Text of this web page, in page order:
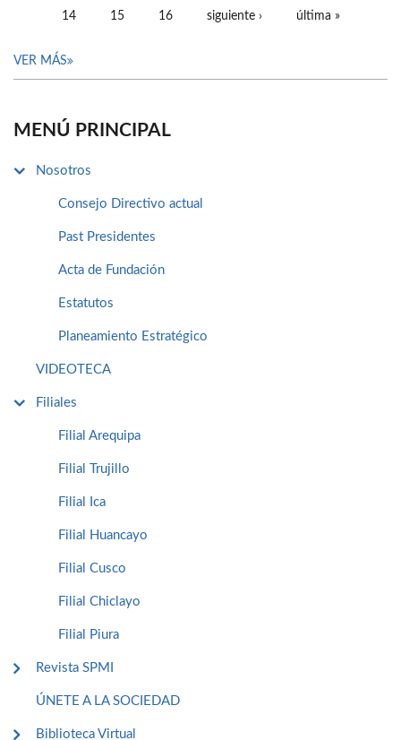
14 15 16 siguiente › última »
VER MÁS
MENÚ PRINCIPAL
Nosotros
Consejo Directivo actual
Past Presidentes
Acta de Fundación
Estatutos
Planeamiento Estratégico
VIDEOTECA
Filiales
Filial Arequipa
Filial Trujillo
Filial Ica
Filial Huancayo
Filial Cusco
Filial Chiclayo
Filial Piura
Revista SPMI
ÚNETE A LA SOCIEDAD
Biblioteca Virtual